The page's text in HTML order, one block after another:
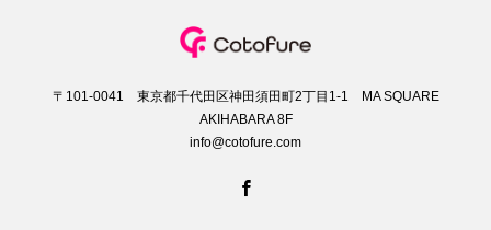
〒101-0041 東京都千代田区神田須田町2丁目1-1 MA SQUARE
AKIHABARA 8F
info@cotofure.com